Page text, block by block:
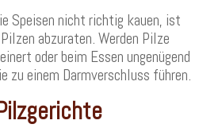
Speisen nicht richtig kauen, ist
abzuraten. Werden Pilze
oder beim Essen ungenügend
zu einem Darmverschluss führen.